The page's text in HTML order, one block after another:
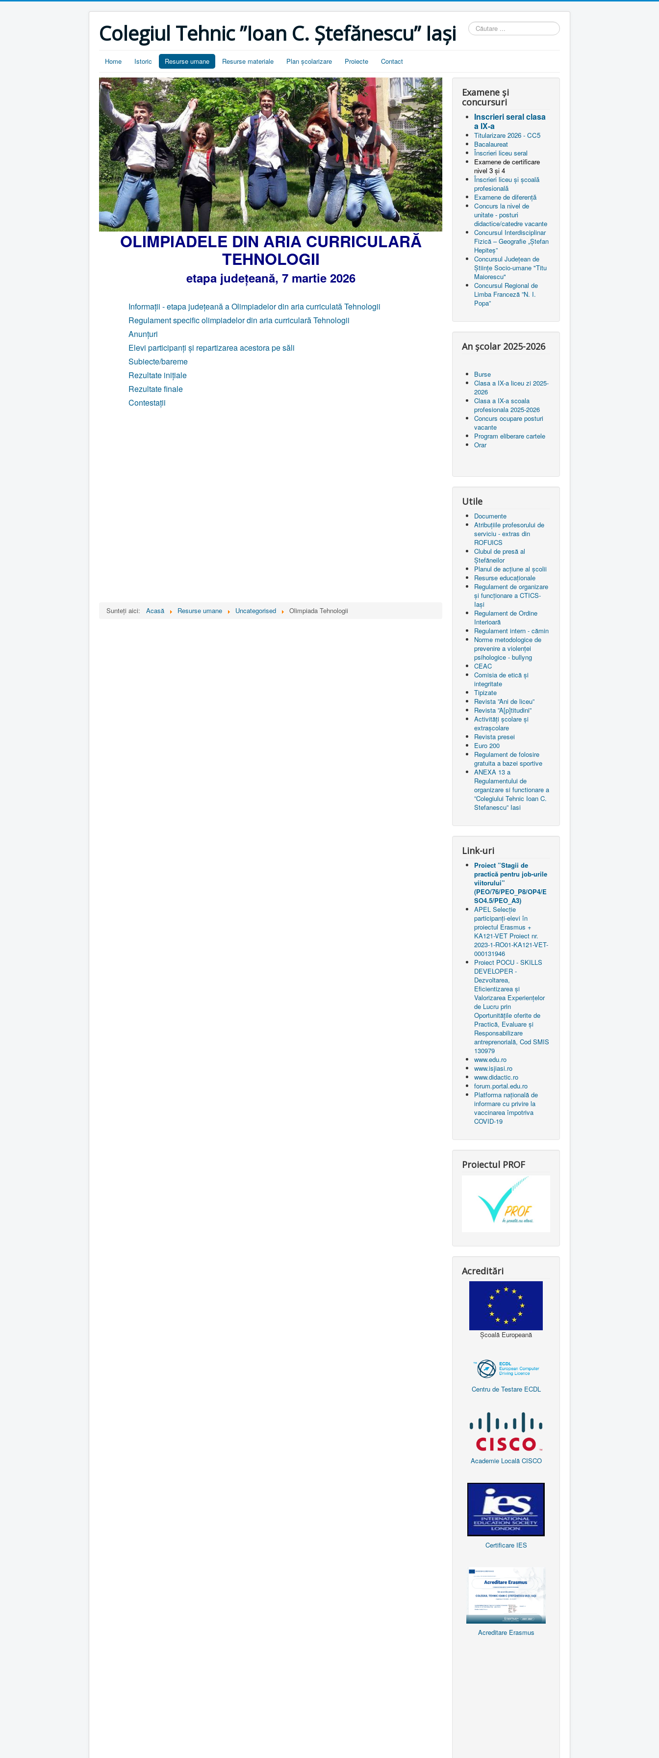
Colegiul Tehnic ”Ioan C. Ștefănescu” Iași
Căutare
...
Home Istoric Resurse umane Resurse materiale Plan școlarizare Proiecte Contact
OLIMPIADELE DIN ARIA CURRICULARĂ
TEHNOLOGII
etapa județeană, 7martie 2026
Informații - etapa județeană a Olimpiadelor din aria curriculată Tehnologii
Regulament specific olimpiadelor din aria curriculară Tehnologii
Anunțuri
Elevi participanți și repartizarea acestora pe săli
Subiecte/bareme
Rezultate inițiale
Rezultate finale
Contestații
Sunteți aici: Acasă Resurse umane Uncategorised Olimpiada Tehnologii
Examene și
concursuri
Inscrieri seral clasa
a IX-a
Titularizare 2026 - CC5
Bacalaureat
Înscrieri liceu seral
Examene de certificare
nivel 3 și 4
Înscrieri liceu și școală
profesională
Examene de diferență
Concurs la nivel de
unitate - posturi
didactice/catedre vacante
Concursul Interdisciplinar
Fizică – Geografie „Ștefan
Hepiteș”
Concursul Județean de
Științe Socio-umane "Titu
Maiorescu"
Concursul Regional de
Limba Franceză ”N. I.
Popa”
An școlar 2025-2026
Burse
Clasa a IX-a liceu zi 2025-
2026
Clasa a IX-a scoala
profesionala 2025-2026
Concurs ocupare posturi
vacante
Program eliberare cartele
Orar
Utile
Documente
Atribuțiile profesorului de
serviciu - extras din
ROFUICS
Clubul de presă al
Ștefăneilor
Planul de acțiune al școlii
Resurse educaționale
Regulament de organizare
și funcționare a CTICS-
Iași
Regulament de Ordine
Interioară
Regulament intern - cămin
Norme metodologice de
prevenire a violenței
psihologice - bullyng
CEAC
Comisia de etică și
integritate
Tipizate
Revista ”Ani de liceu”
Revista ”A[p]titudini”
Activități școlare și
extrașcolare
Revista presei
Euro 200
Regulament de folosire
gratuita a bazei sportive
ANEXA 13 a
Regulamentului de
organizare si functionare a
”Colegiului Tehnic Ioan C.
Stefanescu” Iasi
Link-uri
Proiect ”Stagii de
practică pentru job-urile
viitorului”
(PEO/76/PEO_P8/OP4/E
SO4.5/PEO_A3)
APEL Selecție
participanți-elevi în
proiectul Erasmus +
KA121-VET Proiect nr.
2023-1-RO01-KA121-VET-
000131946
Proiect POCU - SKILLS
DEVELOPER -
Dezvoltarea,
Eficientizarea și
Valorizarea Experiențelor
de Lucru prin
Oportunitățile oferite de
Practică, Evaluare și
Responsabilizare
antreprenorială, Cod SMIS
130979
www.edu.ro
www.isjiasi.ro
www.didactic.ro
forum.portal.edu.ro
Platforma națională de
informare cu privire la
vaccinarea împotriva
COVID-19
Proiectul PROF
Acreditări
Școală Europeană
Centru de Testare ECDL
Academie Locală CISCO
Certificare IES
Acreditare Erasmus